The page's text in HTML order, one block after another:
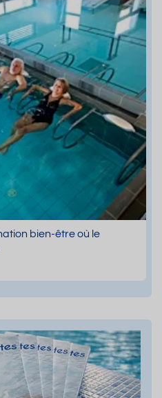
bien-être où le